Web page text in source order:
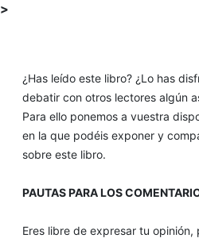
>
¿Has leído este libro? ¿Lo has
debatir con otros lectores algún
Para ello ponemos a vuestra
en la que podéis exponer y
sobre este libro.
PAUTAS PARA LOS
Eres libre de expresar tu